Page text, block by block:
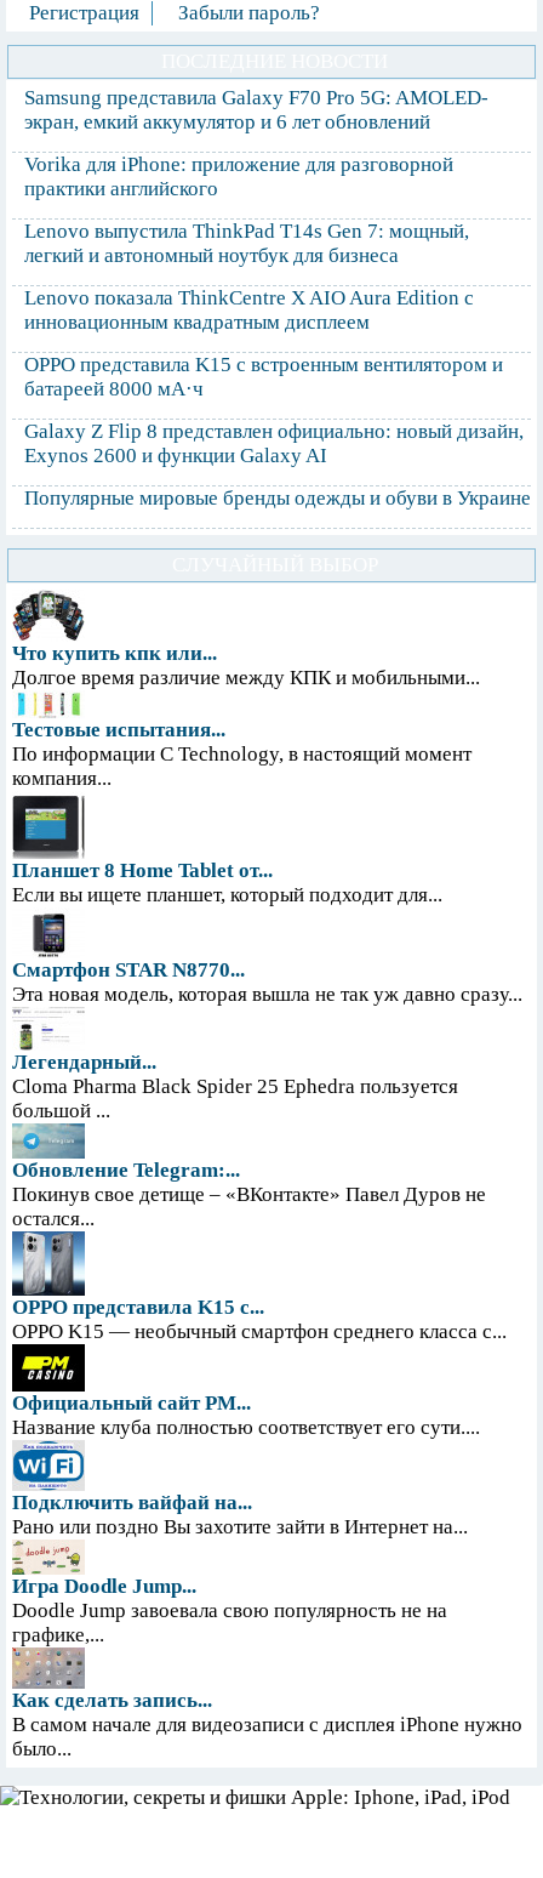
Регистрация Забыли пароль?
Samsung представила Galaxy F70 Pro 5G: AMOLED-
экран, емкий аккумулятор и 6 лет обновлений
Vorika для iPhone: приложение для разговорной
практики английского
Lenovo выпустила ThinkPad T14s Gen 7: мощный,
легкий и автономный ноутбук для бизнеса
Lenovo показала ThinkCentre X AIO Aura Edition с
инновационным квадратным дисплеем
OPPO представила K15 с встроенным вентилятором и
батареей 8000 мА·ч
Galaxy Z Flip 8 представлен официально: новый дизайн,
Exynos 2600 и функции Galaxy AI
Популярные мировые бренды одежды и обуви в Украине
Что купить кпк или...
Долгое время различие между КПК и мобильными...
Тестовые испытания...
По информации С Technology, в настоящий момент
компания...
Планшет 8 Home Tablet от...
Если вы ищете планшет, который подходит для...
Смартфон STAR N8770...
Эта новая модель, которая вышла не так уж давно сразу...
Легендарный...
Cloma Pharma Black Spider 25 Ephedra пользуется
большой ...
Обновление Telegram:...
Покинув свое детище – «ВКонтакте» Павел Дуров не
остался...
OPPO представила K15 с...
OPPO K15 — необычный смартфон среднего класса с...
Официальный сайт PM...
Название клуба полностью соответствует его сути....
Подключить вайфай на...
Рано или поздно Вы захотите зайти в Интернет на...
Игра Doodle Jump...
Doodle Jump завоевала свою популярность не на
графике,...
Как сделать запись...
В самом начале для видеозаписи с дисплея iPhone нужно
было...